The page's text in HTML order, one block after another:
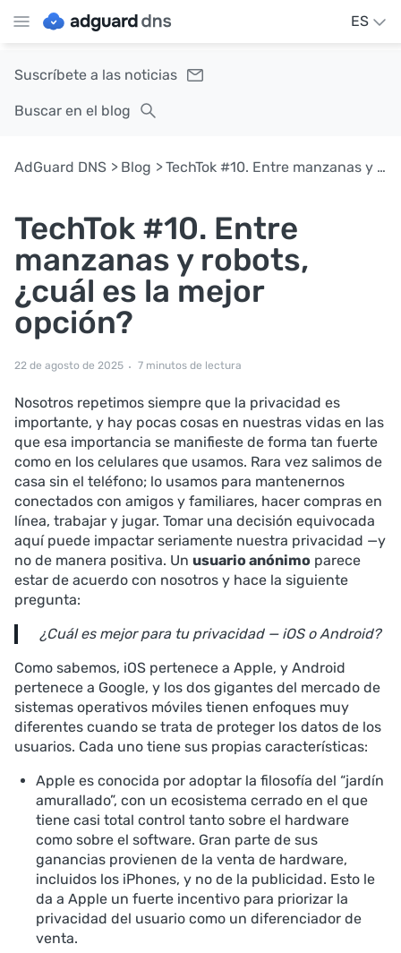
ES
Suscríbete a las noticias
Buscar en el blog
AdGuard DNS Blog TechTok #10. Entre manzanas y robots, ¿cuál es la mejor opción?
TechTok #10. Entre
manzanas y robots,
¿cuál es la mejor
opción?
22 de agosto de 2025 7 minutos de lectura
Nosotros repetimos siempre que la privacidad es
importante, y hay pocas cosas en nuestras vidas en las
que esa importancia se manifieste de forma tan fuerte
como en los celulares que usamos. Rara vez salimos de
casa sin el teléfono; lo usamos para mantenernos
conectados con amigos y familiares, hacer compras en
línea, trabajar y jugar. Tomar una decisión equivocada
aquí puede impactar seriamente nuestra privacidad —y
no de manera positiva. Un usuario anónimo parece
estar de acuerdo con nosotros y hace la siguiente
pregunta:
¿Cuál es mejor para tu privacidad — iOS o Android?
Como sabemos, iOS pertenece a Apple, y Android
pertenece a Google, y los dos gigantes del mercado de
sistemas operativos móviles tienen enfoques muy
diferentes cuando se trata de proteger los datos de los
usuarios. Cada uno tiene sus propias características:
Apple es conocida por adoptar la filosofía del “jardín
amurallado”, con un ecosistema cerrado en el que
tiene casi total control tanto sobre el hardware
como sobre el software. Gran parte de sus
ganancias provienen de la venta de hardware,
incluidos los iPhones, y no de la publicidad. Esto le
da a Apple un fuerte incentivo para priorizar la
privacidad del usuario como un diferenciador de
venta.